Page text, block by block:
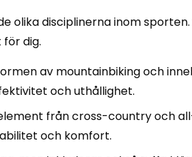
disciplinerna inom
dig.
av mountainbiking och
och uthållighet.
från cross-country och
och komfort.